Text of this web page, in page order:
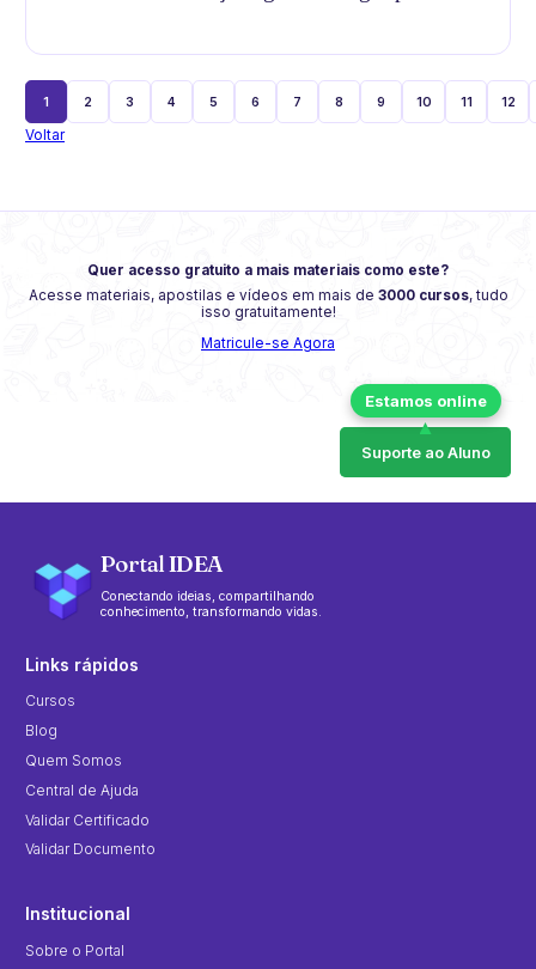
1 2 3 4 5 6 7 8 9 10 11 12
Voltar
Quer acesso gratuito a mais materiais como este?
Acesse materiais, apostilas e vídeos em mais de 3000 cursos, tudo
isso gratuitamente!
Matricule-se Agora
Suporte ao Aluno
Portal IDEA
Conectando ideias, compartilhando
conhecimento, transformando vidas.
Links rápidos
Cursos
Blog
Quem Somos
Central de Ajuda
Validar Certificado
Validar Documento
Institucional
Sobre o Portal